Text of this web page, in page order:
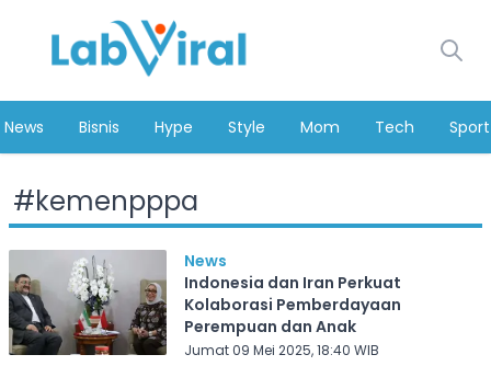
News Bisnis Hype Style Mom Tech Sport
#kemenpppa
News
Indonesia dan Iran Perkuat
Kolaborasi Pemberdayaan
Perempuan dan Anak
Jumat 09 Mei 2025, 18:40 WIB